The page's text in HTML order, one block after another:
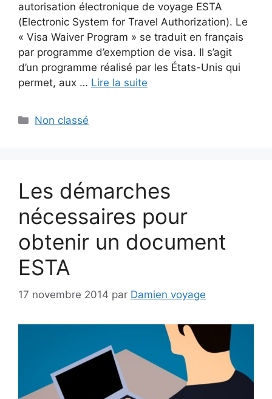
autorisation électronique de voyage ESTA
(Electronic System for Travel Authorization). Le
« Visa Waiver Program » se traduit en français
par programme d’exemption de visa. Il s’agit
d’un programme réalisé par les États-Unis qui
permet, aux … Lire la suite
Catégories
Non classé
Les démarches
nécessaires pour
obtenir un document
ESTA
17 novembre 2014 par Damien voyage